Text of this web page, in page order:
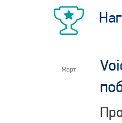
Март